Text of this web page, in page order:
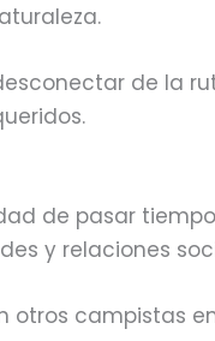
de la
de pasar
y relaciones
otros campistas